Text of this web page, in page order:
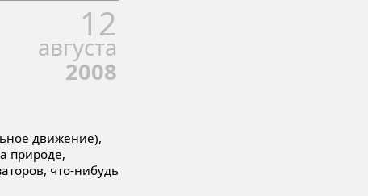
12
августа
2008
движение),
природе,
что-нибудь